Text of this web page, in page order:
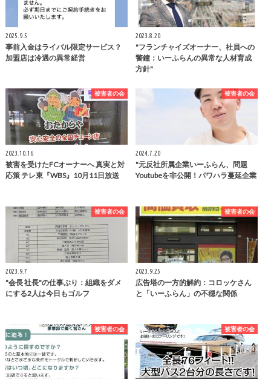
2025.9.5
事前入金はライバル限定サービス？
加盟店は冷遇の異常経営
2023.8.20
"フランチャイズオーナー、社員への
警鐘：いーふらんの異常な人材育成
方針"
被害者の会
2023.10.16
被害を受けたFCオーナーへ 真実と対
応策 テレ東『WBS』10月11日放送
被害者の会
2024.7.20
"元反社所属企業いーふらん、問題
Youtubeを非公開！パワハラ蔓延企業
被害者の会
2023.9.7
"会長 社長"の仕事ぶり：組織をダメ
にする2人は今日もゴルフ
被害者の会
2023.9.25
広告塔の一方的解約：コロッケさん
と「いーふらん」の不穏な関係
被害者の会 被害者の会